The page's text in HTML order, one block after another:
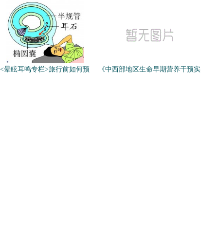
<晕眩耳鸣专栏>旅行前如何预 《中西部地区生命早期营养干预实